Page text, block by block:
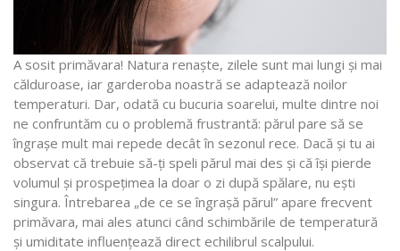
A sosit primăvara! Natura renaște, zilele sunt mai lungi și mai
călduroase, iar garderoba noastră se adaptează noilor
temperaturi. Dar, odată cu bucuria soarelui, multe dintre noi
ne confruntăm cu o problemă frustrantă: părul pare să se
îngrașe mult mai repede decât în sezonul rece. Dacă și tu ai
observat că trebuie să-ți speli părul mai des și că își pierde
volumul și prospețimea la doar o zi după spălare, nu ești
singura. Întrebarea „de ce se îngrașă părul” apare frecvent
primăvara, mai ales atunci când schimbările de temperatură
și umiditate influențează direct echilibrul scalpului.